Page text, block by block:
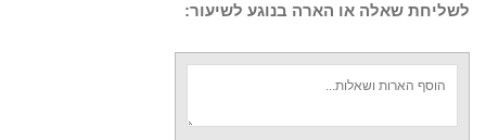
לשליחת שאלה או הארה בנוגע לשיעור: